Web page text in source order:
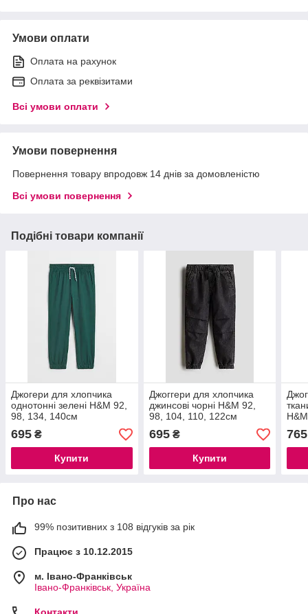
Умови оплати
Оплата на рахунок
Оплата за реквізитами
Всі умови оплати
Умови повернення
Повернення товару впродовж 14 днів за домовленістю
Всі умови повернення
Подібні товари компанії
Джогери для хлопчика
однотонні зелені H&M 92,
98, 134, 140см
695 ₴
Купити
Джоггери для хлопчика
джинсові чорні H&M 92,
98, 104, 110, 122см
695₴
Купити
765
Про нас
99% позитивних з 108 відгуків за рік
Працює з 10.12.2015
м. Івано-Франківськ
Івано-Франківськ, Україна